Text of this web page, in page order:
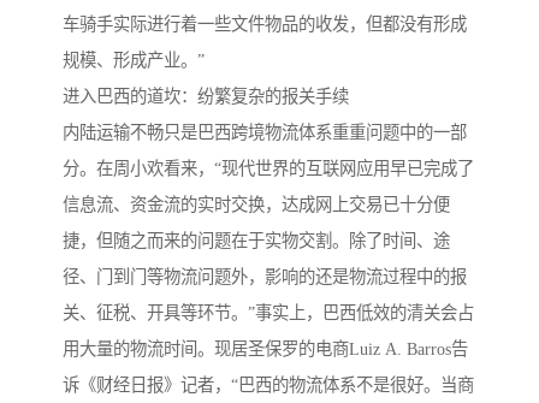
车骑手实际进行着一些文件物品的收发，但都没有形成
规模、形成产业。”
进入巴西的道坎：纷繁复杂的报关手续
内陆运输不畅只是巴西跨境物流体系重重问题中的一部
分。在周小欢看来，“现代世界的互联网应用早已完成了
信息流、资金流的实时交换，达成网上交易已十分便
捷，但随之而来的问题在于实物交割。除了时间、途
径、门到门等物流问题外，影响的还是物流过程中的报
关、征税、开具等环节。”事实上，巴西低效的清关会占
用大量的物流时间。现居圣保罗的电商Luiz A. Barros告
诉《财经日报》记者，“巴西的物流体系不是很好。当商